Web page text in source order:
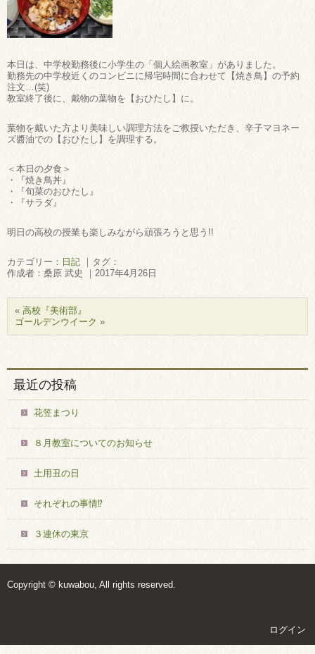
本日は、中学校勤務後に小学生の「個人絵画教室」がありました。
勤務先の中学校近くのコンビニに帰宅時間に合わせて【焼き鳥】の予約
注文…(笑)
教室終了後に、戴物の葉物を【おひたし】に。
葉物を戴いた方より美味しい調理方法をご教授いただき、辛子マヨネー
ズ醬油での【おひたし】を調理する。
＜本日の夕食＞
・『焼き鳥丼』
・『旬菜のおひたし』
・『サラダ』
明日の高校の授業も楽しみながら頑張ろうと思う!!
カテゴリー： 日記 ｜タグ：
作成者：桑原 武史 ｜2017年4月26日
« 高校『美術部』
ゴールデンウイーク »
最近の投稿
花笠まつり
８月教室についてのお知らせ
土用丑の日
それぞれの事情⁉
３連休の東京
Copyright © kuwabou, All rights reserved.
ログイン